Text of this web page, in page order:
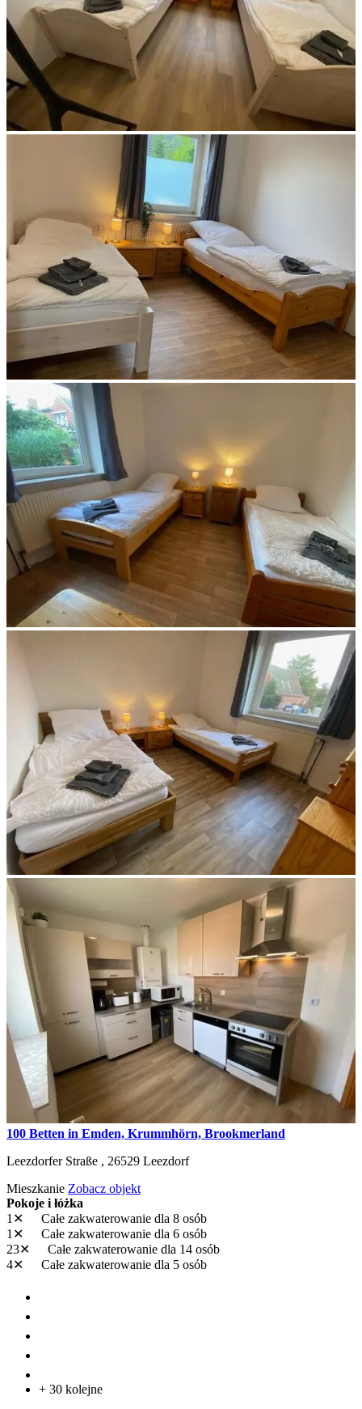
100 Betten in Emden, Krummhörn, Brookmerland
Leezdorfer Straße , 26529 Leezdorf
Mieszkanie Zobacz objekt
Pokoje i łóżka
1✕
Całe zakwaterowanie dla 8 osób
1✕
Całe zakwaterowanie dla 6 osób
23✕
Całe zakwaterowanie dla 14 osób
4✕
Całe zakwaterowanie dla 5 osób
+ 30 kolejne